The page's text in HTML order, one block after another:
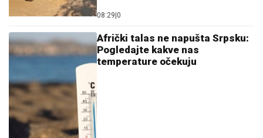
08:29 0
Afrički talas ne napušta Srpsku:
Pogledajte kakve nas
temperature očekuju